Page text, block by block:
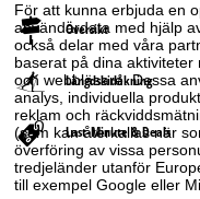
För att kunna erbjuda en
användardata med hjälp
också delar med våra
baserat på dina
och webbläsare. Dessa
analys, individuella
reklam och
(som kan återkallas när
överföring av vissa
tredjeländer utanför
till exempel Google eller
Översikt
Längdskidåkning
Last-Minute & Deals